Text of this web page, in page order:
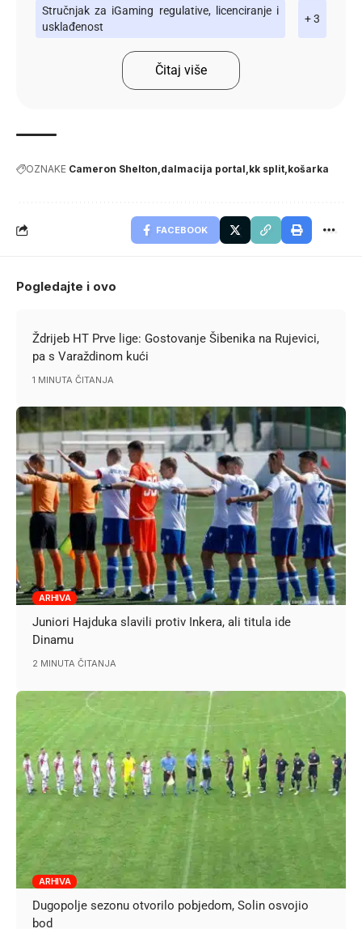
Stručnjak za iGaming regulative, licenciranje i
usklađenost
+ 3
Čitaj više
OZNAKE Cameron Shelton dalmacija portal kk split košarka
FACEBOOK
Pogledajte i ovo
Ždrijeb HT Prve lige: Gostovanje Šibenika na Rujevici,
pa s Varaždinom kući
1 MINUTA ČITANJA
ARHIVA
Juniori Hajduka slavili protiv Inkera, ali titula ide
Dinamu
2 MINUTA ČITANJA
ARHIVA
Dugopolje sezonu otvorilo pobjedom, Solin osvojio
bod